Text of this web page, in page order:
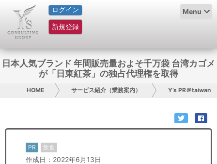
ログイン
新規登録
Menu
HOME
サービス紹介
グループ概要
お問い合わせ
日本人にPR
日本人気ブランド 年間販売量およそ千万袋 台湾カゴメ
が「日東紅茶」の独占代理権を取得
HOME サービス紹介（業務案内） Y’s PR＠taiwan
PR 飲食
作成日：2022年6月13日